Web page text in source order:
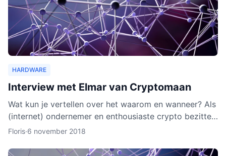
HARDWARE
Interview met Elmar van Cryptomaan
Wat kun je vertellen over het waarom en wanneer? Als
(internet) ondernemer en enthousiaste crypto bezitter
was het een logische keuze om de webshop te
Floris·6 november 2018